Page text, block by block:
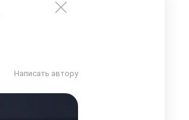
Написать автору